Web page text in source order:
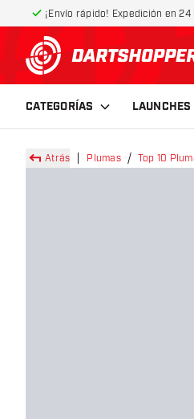
¡Envío rápido! Expedición en 24
volver a la
CATEGORÍAS LAUNCHES
Atrás Plumas Top 10